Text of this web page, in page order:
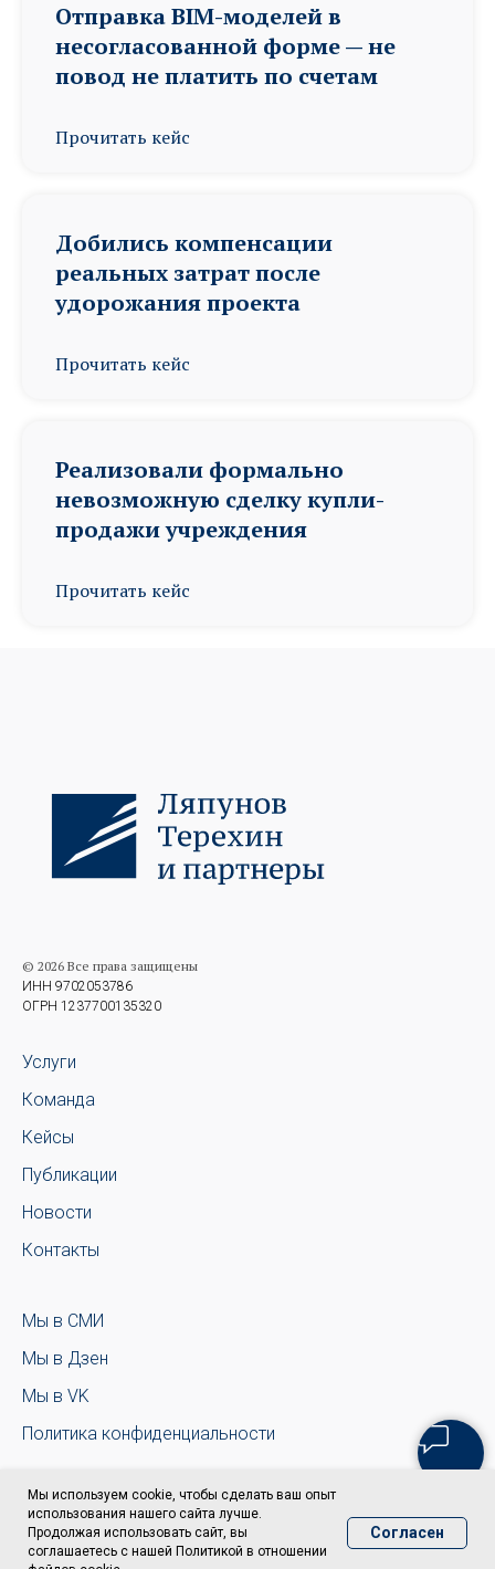
Мы используем cookie, чтобы сделать ваш опыт
использования нашего сайта лучше.
Продолжая использовать сайт, вы
соглашаетесь с нашей Политикой в отношении
Согласен
Отправка BIM-моделей в
несогласованной форме — не
повод не платить по счетам
Прочитать кейс
Добились компенсации
реальных затрат после
удорожания проекта
Прочитать кейс
Реализовали формально
невозможную сделку купли-
продажи учреждения
Прочитать кейс
© 2026 Все права защищены
ИНН 9702053786
ОГРН 1237700135320
Услуги
Команда
Кейсы
Публикации
Новости
Контакты
Мы в СМИ
Мы в Дзен
Мы в VK
Политика конфиденциальности